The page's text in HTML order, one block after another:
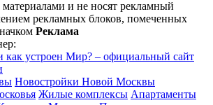
и не носят рекламный
рекламных блоков, помеченных
Реклама
как устроен Мир? – официальный сайт
Новостройки Новой Москвы
Жилые комплексы Апартаменты